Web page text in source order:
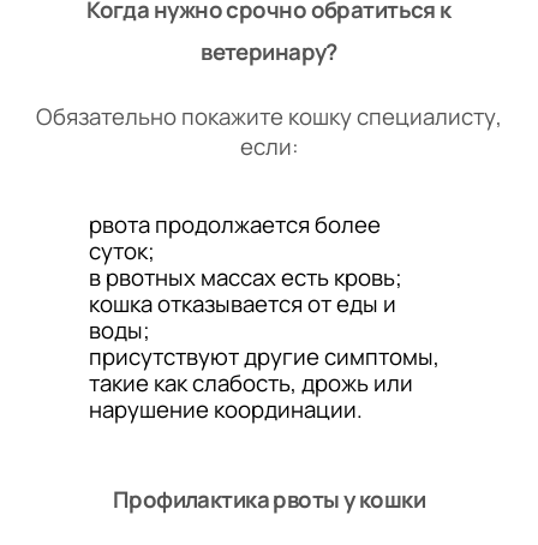
Когда нужно срочно обратиться к
ветеринару?
Обязательно покажите кошку специалисту,
если:
рвота продолжается более
суток;
в рвотных массах есть кровь;
кошка отказывается от еды и
воды;
присутствуют другие симптомы,
такие как слабость, дрожь или
нарушение координации.
Профилактика рвоты у кошки